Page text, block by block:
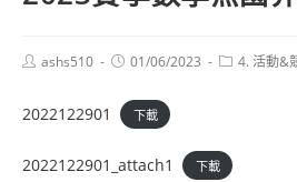
Postashs510
Post01/06/2023
Post4. 活動&
2022122901 下載
2022122901_attach1 下載